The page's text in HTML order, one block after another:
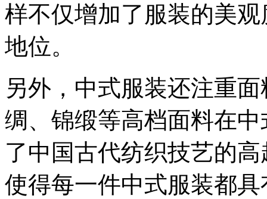
样不仅增加了服装的美
地位。
另外，中式服装还注重
绸、锦缎等高档面料在
了中国古代纺织技艺的
使得每一件中式服装都